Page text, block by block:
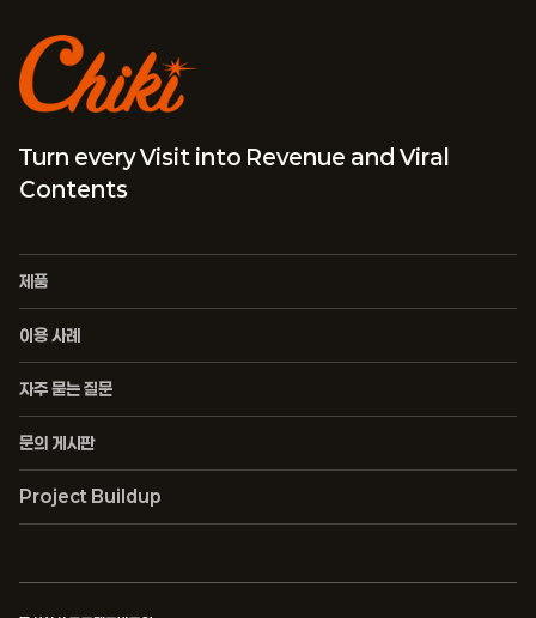
Turn every Visit into Revenue and Viral
Contents
제품
이용 사례
자주 묻는 질문
문의 게시판
Project Buildup